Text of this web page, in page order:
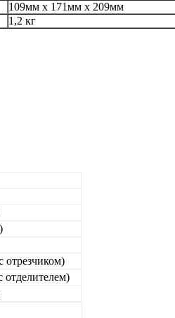
109мм x 171мм x 209мм
1,2 кг
отрезчиком)